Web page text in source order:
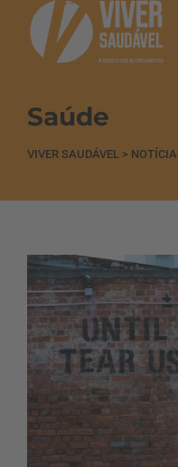
Saúde
VIVER SAUDÁVEL >